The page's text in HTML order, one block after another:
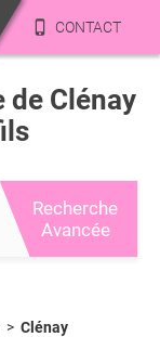
CONTACT
de Clénay
Recherche
Avancée
> Clénay